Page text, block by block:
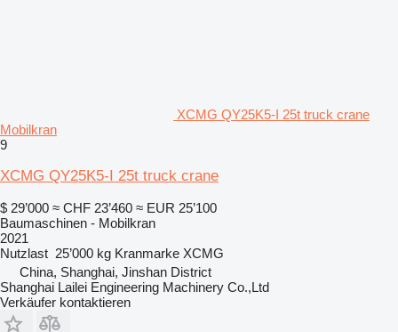
XCMG QY25K5-I 25t truck crane
Mobilkran
9
XCMG QY25K5-I 25t truck crane
$ 29’000 ≈ CHF 23’460 ≈ EUR 25’100
Baumaschinen - Mobilkran
2021
Nutzlast 25’000 kg Kranmarke XCMG
China, Shanghai, Jinshan District
Shanghai Lailei Engineering Machinery Co.,Ltd
Verkäufer kontaktieren